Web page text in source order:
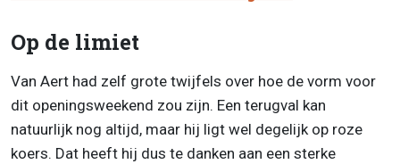
Op de limiet
Van Aert had zelf grote twijfels over hoe de vorm voor
dit openingsweekend zou zijn. Een terugval kan
natuurlijk nog altijd, maar hij ligt wel degelijk op roze
koers. Dat heeft hij dus te danken aan een sterke